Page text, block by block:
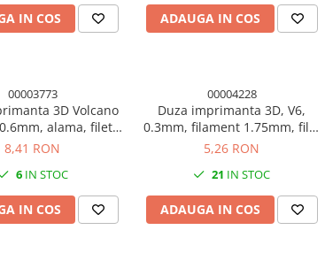
IN COS ADAUGA IN COS
00003773
3D Volcano
alama, filet
1.75mm, lungime
8,41 RON
6IN STOC
IN COS
00004228
Duza imprimanta 3D, V6,
0.3mm, filament 1.75mm, filet
M6, hexagon 7mm, alama
5,26 RON
21 IN STOC
ADAUGA IN COS